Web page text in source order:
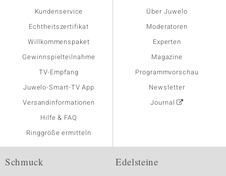
Kundenservice
Echtheitszertifikat
Willkommenspaket
Gewinnspielteilnahme
TV-Empfang
Juwelo-Smart-TV App
Versandinformationen
Hilfe & FAQ
Ringgröße ermitteln
Über Juwelo
Moderatoren
Experten
Magazine
Programmvorschau
Newsletter
Journal
Schmuck Edelsteine